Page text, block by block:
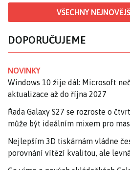
VŠECHNY
DOPORUČUJEME
NOVINKY
Windows 10 žije dál: Microsoft
aktualizace až do října 2027
Řada Galaxy S27 se rozroste o
může být ideálním mixem pro
Nejlepším 3D tiskárnám vládne
porovnání vítězí kvalitou, ale